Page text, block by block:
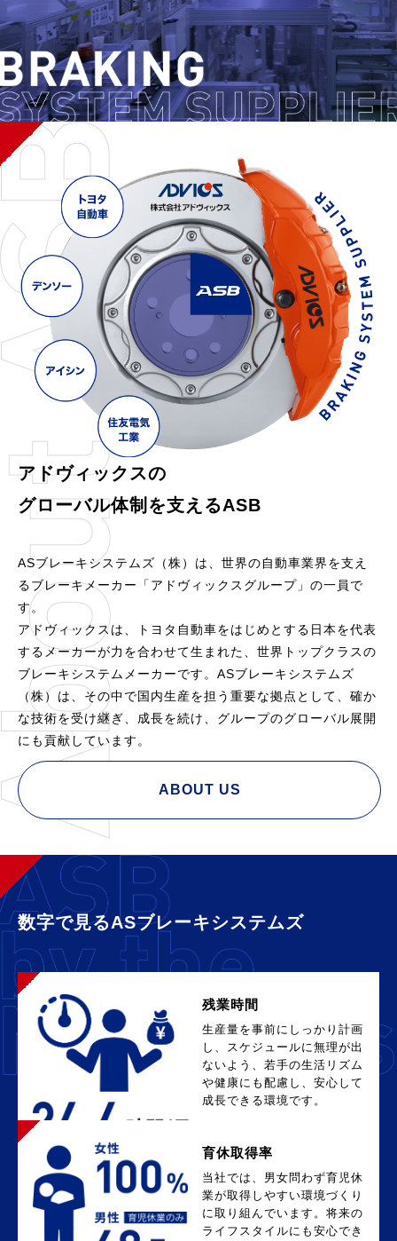
アドヴィックスの
グローバル体制を支えるASB
ASブレーキシステムズ（株）は、世界の自動車業界を支え
るブレーキメーカー「アドヴィックスグループ」の一員で
す。
アドヴィックスは、トヨタ自動車をはじめとする日本を代表
するメーカーが力を合わせて生まれた、世界トップクラスの
ブレーキシステムメーカーです。ASブレーキシステムズ
（株）は、その中で国内生産を担う重要な拠点として、確か
な技術を受け継ぎ、成長を続け、グループのグローバル展開
にも貢献しています。
ABOUT US
数字で見るASブレーキシステムズ
残業時間
生産量を事前にしっかり計画
し、スケジュールに無理が出
ないよう、若手の生活リズム
や健康にも配慮し、安心して
成長できる環境です。
育休取得率
当社では、男女問わず育児休
業が取得しやすい環境づくり
に取り組んでいます。将来の
ライフスタイルにも安心でき